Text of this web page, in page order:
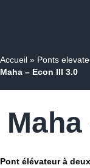
Accueil » Ponts
Maha – Econ III 3.0
Pont élévateur à deux